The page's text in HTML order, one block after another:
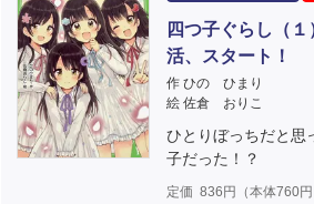
四つ子ぐらし（
活、スタート！
作 ひの ひまり
絵 佐倉 おりこ
ひとりぼっちだと
子だった！？
定価 836 円（本体760